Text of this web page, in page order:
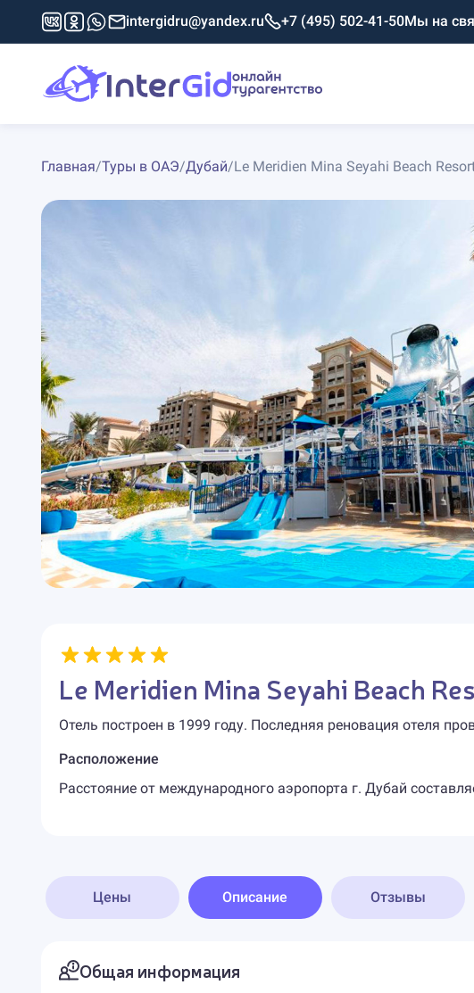
intergidru@yandex.ru +7 (495) 502-41-50Мы на
Главная/Туры в ОАЭ/Дубай/Le Meridien Mina Seyahi Beach
Le Meridien Mina Seyahi Beach
Отель построен в 1999 году. Последняя реновация отеля
Расположение
Расстояние от международного аэропорта г. Дубай
Цены Описание Отзывы
Общая информация